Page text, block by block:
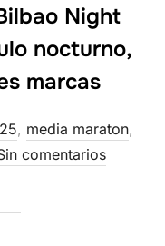
Night
nocturno,
marcas
, media maraton,
comentarios